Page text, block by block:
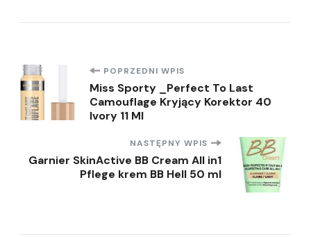
Nawigacja
wpisu
POPRZEDNI WPIS
Miss Sporty _Perfect To Last
Camouflage Kryjący Korektor 40
Ivory 11 Ml
NASTĘPNY WPIS
Garnier SkinActive BB Cream All in1
Pflege krem BB Hell 50 ml